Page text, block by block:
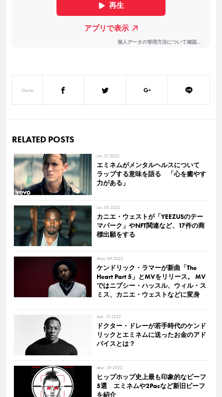
Shares
RELATED POSTS
Jun. 21 2022
エミネムがメンタルヘルスについて
ラップする意味を語る 「心を癒やす
力がある」
Jun. 03 2022
カニエ・ウェストが「YEEZUSのテー
マパーク」やNFT関連など、17件の商
標出願をする
May. 09 2022
ケンドリック・ラマーが新曲「The
Heart Part 5」とMVをリリース。 MV
ではニプシー・ハッスル、ウィル・ス
ミス、カニエ・ウェストなどに変身
Apr. 15 2022
ドクター・ドレーが若手時代のケンド
リックとエミネムに送ったお金のアド
バイスとは？
Mar. 29 2022
ヒップホップ史上最も印象的なビーフ
5選 エミネムや2Pacなど新旧ビーフ
を紹介